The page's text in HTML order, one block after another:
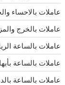
عاملات بالاحساء
عاملات بالخرج
عاملات بالساعة
عاملات بالساعة بأبها
عاملات بالساعة